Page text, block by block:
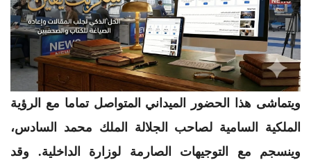
​ويتماشى هذا الحضور الميداني المتواصل تماما مع الرؤية
الملكية السامية لصاحب الجلالة الملك محمد السادس،
وينسجم مع التوجيهات الصارمة لوزارة الداخلية. وقد